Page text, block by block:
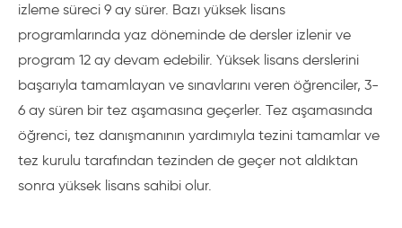
izleme süreci 9 ay sürer. Bazı yüksek lisans
programlarında yaz döneminde de dersler izlenir ve
program 12 ay devam edebilir. Yüksek lisans derslerini
başarıyla tamamlayan ve sınavlarını veren öğrenciler, 3-
6 ay süren bir tez aşamasına geçerler. Tez aşamasında
öğrenci, tez danışmanının yardımıyla tezini tamamlar ve
tez kurulu tarafından tezinden de geçer not aldıktan
sonra yüksek lisans sahibi olur.